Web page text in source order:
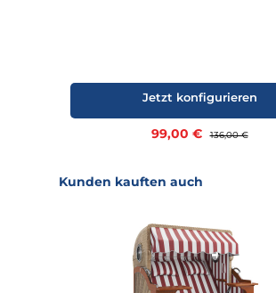
Verkaufspreis:
99,00 € Regulärer Preis:
136,00 €
Jetzt konfigurieren
Produktgalerie überspringen
Kunden kauften auch